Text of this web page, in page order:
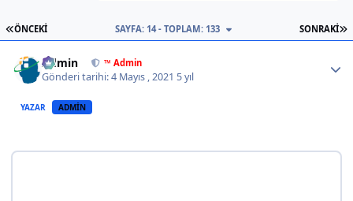
İLK SAYFA
ÖNCEKI SONRAKI
SAYFA: 14 - TOPLAM: 133
Admin ™ Admin
Gönderi tarihi:4 Mayıs , 2021 5 yıl
YAZAR ADMIN